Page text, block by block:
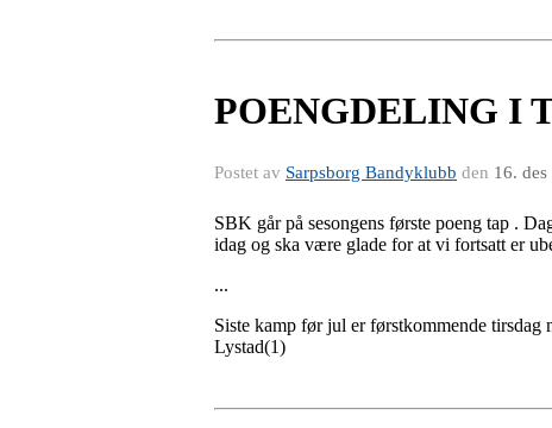
POENGDELING I
Postet av Sarpsborg Bandyklubb den 16. des
SBK går på sesongens første poeng tap .
idag og ska være glade for at vi fortsatt er
...
Siste kamp før jul er førstkommende
Lystad(1)